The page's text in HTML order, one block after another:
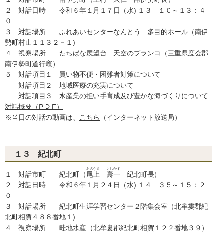
２ 対話日時 令和６年１月１７日（水) １３：１０～１３：４
０
３ 対話場所 ふれあいセンターなんとう 多目的ホール（南伊
勢町村山１１３２－１)
４ 視察場所 たちばな展望台 天空のブランコ（三重県度会郡
南伊勢町道行竈）
５ 対話項目１ 買い物不便・困難者対策について
対話項目２ 地域医療の充実について
対話項目３ 水産業の担い手育成及び豊かな海づくりについて
対話概要（P D F）
※当日の対話の動画は、
こちら （インターネット放送局）
１３ 紀北町
１ 対話市町 紀北町（尾上
おのうえ
壽一
としかず
紀北町長）
２ 対話日時 令和６年１月２４日（水) １４：３５～１５：２
０
３ 対話場所 紀北町生涯学習センター２階集会室（北牟婁郡紀
北町相賀４８８番地１)
４ 視察場所 畦地水産（北牟婁郡紀北町相賀１２２番地３９）